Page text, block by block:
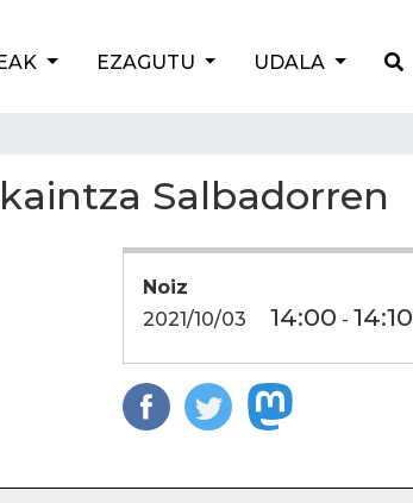
EZAGUTU UDALA
Salbadorren
Noiz
2021/10/03
14:00 - 14:10